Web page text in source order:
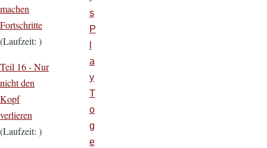
machen
Fortschritte
(Laufzeit: )
Teil 16 - Nur
nicht den
Kopf
verlieren
(Laufzeit: )
s
P
a
y
T
o
g
e